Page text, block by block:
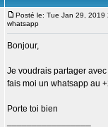
Posté le: Tue Jan 29, 2019
whatsapp
Bonjour,
Je voudrais partager
fais moi un whatsapp au
Porte toi bien